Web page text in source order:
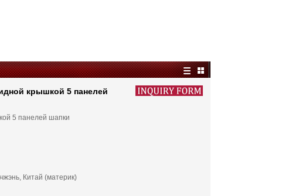
крышкой 5 панелей
5 панелей шапки
Китай (материк)